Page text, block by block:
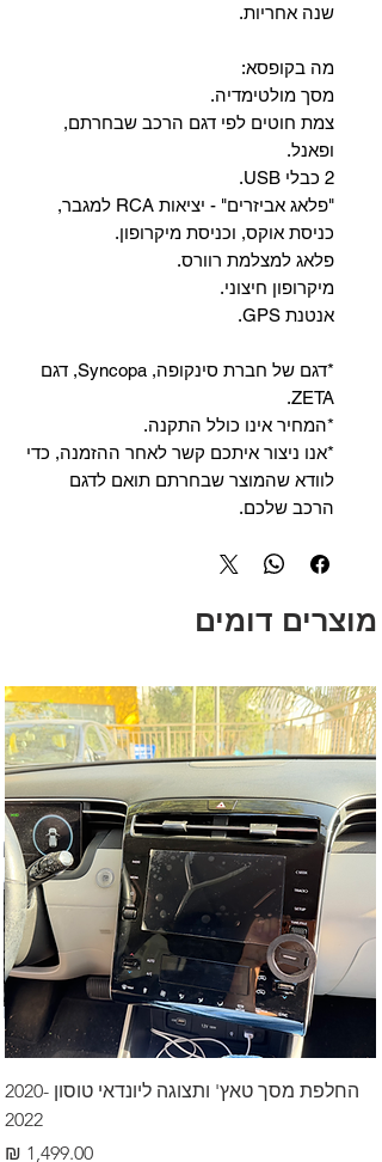
שנה אחריות.
מה בקופסא:
מסך מולטימדיה.
צמת חוטים לפי דגם הרכב שבחרתם,
ופאנל.
2 כבלי USB.
"פלאג אביזרים" - יציאות RCA למגבר,
כניסת אוקס, וכניסת מיקרופון.
פלאג למצלמת רוורס.
מיקרופון חיצוני.
אנטנת GPS.
*דגם של חברת סינקופה, Syncopa, דגם
ZETA.
*המחיר אינו כולל התקנה.
*אנו ניצור איתכם קשר לאחר ההזמנה, כדי
לוודא שהמוצר שבחרתם תואם לדגם
הרכב שלכם.
מוצרים דומים
החלפת מסך טאץ' ותצוגה ליונדאי טוסון 2020-
2022
מחיר